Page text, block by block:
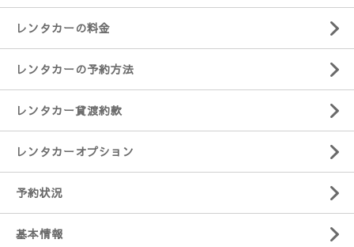
レンタカーの料金
レンタカーの予約方法
レンタカー貸渡約款
レンタカーオプション
予約状況
基本情報